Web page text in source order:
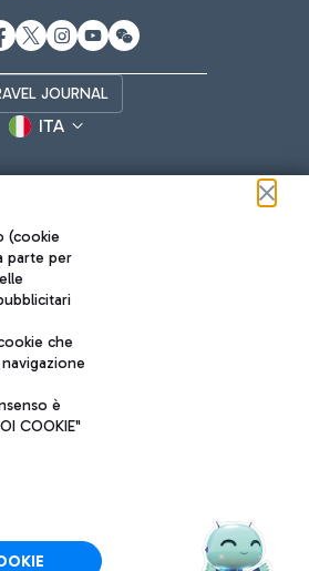
JOURNAL
ITA
INNOVAZIONE
(cookie
parte per
che
è
COOKIE"